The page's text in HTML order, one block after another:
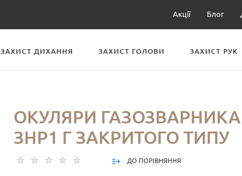
Акції Блог
ЗАХИСТ ДИХАННЯ ЗАХИСТ ГОЛОВИ ЗАХИСТ РУК
ОКУЛЯРИ ГАЗОЗВАРНИКА
ЗНР1 Г ЗАКРИТОГО ТИПУ
ДО ПОРІВНЯННЯ